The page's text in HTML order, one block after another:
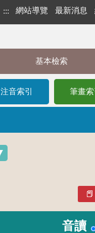
::: 網站導覽 最新消息
基本檢索
注音索引 筆畫索
音讀